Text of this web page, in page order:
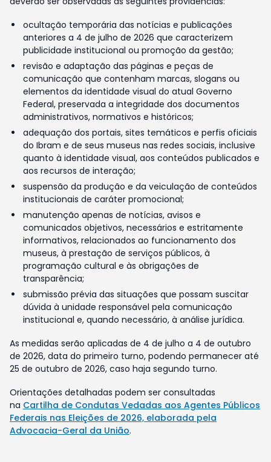
ocultação temporária das notícias e publicações
anteriores a 4 de julho de 2026 que caracterizem
publicidade institucional ou promoção da gestão;
revisão e adaptação das páginas e peças de
comunicação que contenham marcas, slogans ou
elementos da identidade visual do atual Governo
Federal, preservada a integridade dos documentos
administrativos, normativos e históricos;
adequação dos portais, sites temáticos e perfis oficiais
do Ibram e de seus museus nas redes sociais, inclusive
quanto à identidade visual, aos conteúdos publicados e
aos recursos de interação;
suspensão da produção e da veiculação de conteúdos
institucionais de caráter promocional;
manutenção apenas de notícias, avisos e
comunicados objetivos, necessários e estritamente
informativos, relacionados ao funcionamento dos
museus, à prestação de serviços públicos, à
programação cultural e às obrigações de
transparência;
submissão prévia das situações que possam suscitar
dúvida à unidade responsável pela comunicação
institucional e, quando necessário, à análise jurídica.
As medidas serão aplicadas de 4 de julho a 4 de outubro
de 2026, data do primeiro turno, podendo permanecer até
25 de outubro de 2026, caso haja segundo turno.
Orientações detalhadas podem ser consultadas
na Cartilha de Condutas Vedadas aos Agentes Públicos
Federais nas Eleições de 2026, elaborada pela
Advocacia-Geral da União.